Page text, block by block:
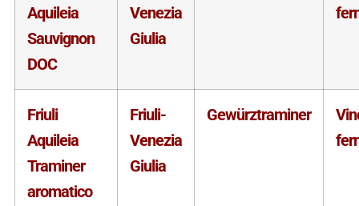
Aquileia
Sauvignon
DOC
Venezia
Giulia
Friuli
Aquileia
Traminer
aromatico
Friuli-
Venezia
Giulia
Gewürztraminer